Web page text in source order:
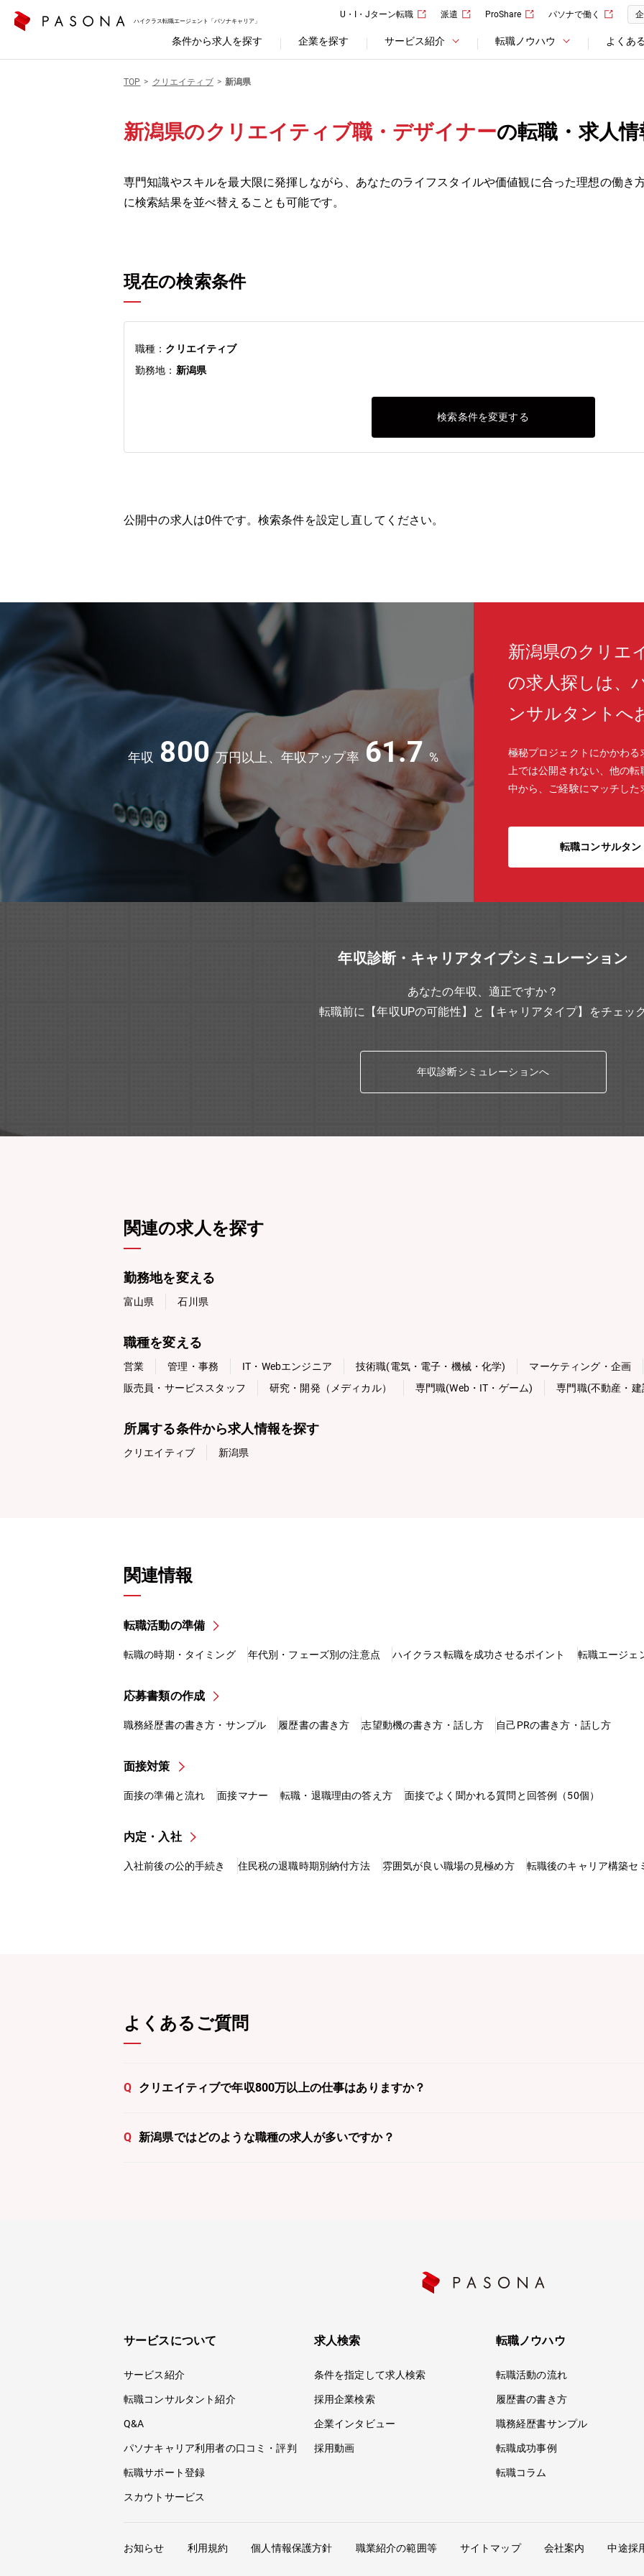
ハイクラス転職エージェント「パソナキャリア」
U・I・Jターン転職 派遣 ProShare パソナで働く
条件から求人を探す 企業を探す サービス紹介 転職ノウハウ よくあ
TOP クリエイティブ 新潟県
新潟県のクリエイティブ職・デザイナーの転職・求人情
専門知識やスキルを最大限に発揮しながら、あなたのライフスタイルや価値観に合った理想の働き
に検索結果を並べ替えることも可能です。
現在の検索条件
職種： クリエイティブ
勤務地： 新潟県
検索条件を変更する
公開中の求人は0件です。検索条件を設定し直してください。
年収 800 万円以上、年収アップ率 61.7 %
新潟県のクリエ
の求人探しは、
ンサルタントへ
極秘プロジェクトにかかわ
上では公開されない、他の
中から、ご経験にマッチし
転職コンサルタ
年収診断・キャリアタイプシミュレーション
あなたの年収、適正ですか？
転職前に【年収UPの可能性】と【キャリアタイプ】をチェッ
年収診断シミュレーションへ
関連の求人を探す
勤務地を変える
富山県 石川県
職種を変える
営業 管理・事務 IT・Webエンジニア 技術職(電気・電子・機械・化学)
マーケティング・企画
販売員・サービススタッフ
研究・開発（メディカル） 専門職(Web・IT・ゲーム) 専門職(不動産・建
所属する条件から求人情報を探す
クリエイティブ 新潟県
関連情報
転職活動の準備
転職の時期・タイミング 年代別・フェーズ別の注意点 ハイクラス転職を成功させるポイント 転職エージェ
応募書類の作成
職務経歴書の書き方・サンプル 履歴書の書き方 志望動機の書き方・話し方 自己PRの書き方・話し方
面接対策
面接の準備と流れ 面接マナー 転職・退職理由の答え方 面接でよく聞かれる質問と回答例（50個）
内定・入社
入社前後の公的手続き 住民税の退職時期別納付方法 雰囲気が良い職場の見極め方 転職後のキャリア構築セ
よくあるご質問
Q クリエイティブで年収800万以上の仕事はありますか？
Q 新潟県ではどのような職種の求人が多いですか？
サービスについて
サービス紹介
転職コンサルタント紹介
Q&A
パソナキャリア利用者の口コミ・評判
転職サポート登録
スカウトサービス
求人検索
条件を指定して求人検索
採用企業検索
企業インタビュー
採用動画
転職ノウハウ
転職活動の流れ
履歴書の書き方
職務経歴書サンプル
転職成功事例
転職コラム
お知らせ 利用規約 個人情報保護方針 職業紹介の範囲等 サイトマップ 会社案内 中途採